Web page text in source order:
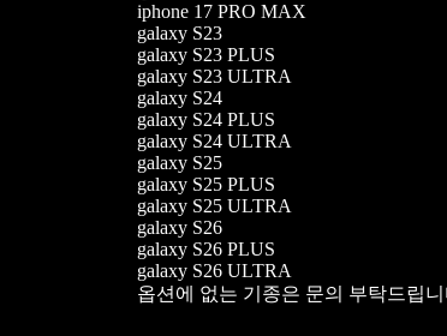
iphone 17 PRO MAX
galaxy S23
galaxy S23 PLUS
galaxy S23 ULTRA
galaxy S24
galaxy S24 PLUS
galaxy S24 ULTRA
galaxy S25
galaxy S25 PLUS
galaxy S25 ULTRA
galaxy S26
galaxy S26 PLUS
galaxy S26 ULTRA
옵션에 없는 기종은 문의 부탁드립니